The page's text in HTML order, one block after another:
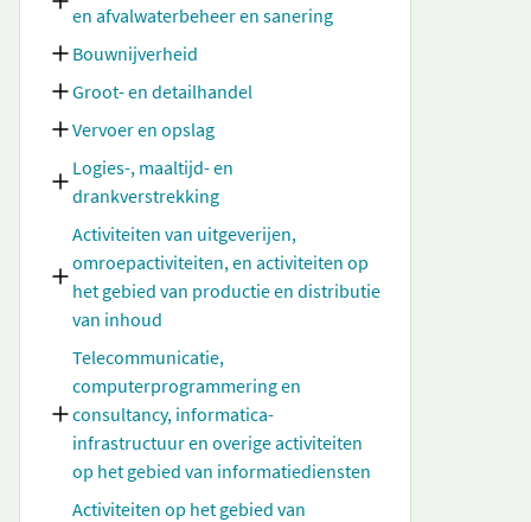
en afvalwaterbeheer en sanering
Bouwnijverheid
Groot- en detailhandel
Vervoer en opslag
Logies-, maaltijd- en
drankverstrekking
Activiteiten van uitgeverijen,
omroepactiviteiten, en activiteiten op
het gebied van productie en distributie
van inhoud
Telecommunicatie,
computerprogrammering en
consultancy, informatica-
infrastructuur en overige activiteiten
op het gebied van informatiediensten
Activiteiten op het gebied van